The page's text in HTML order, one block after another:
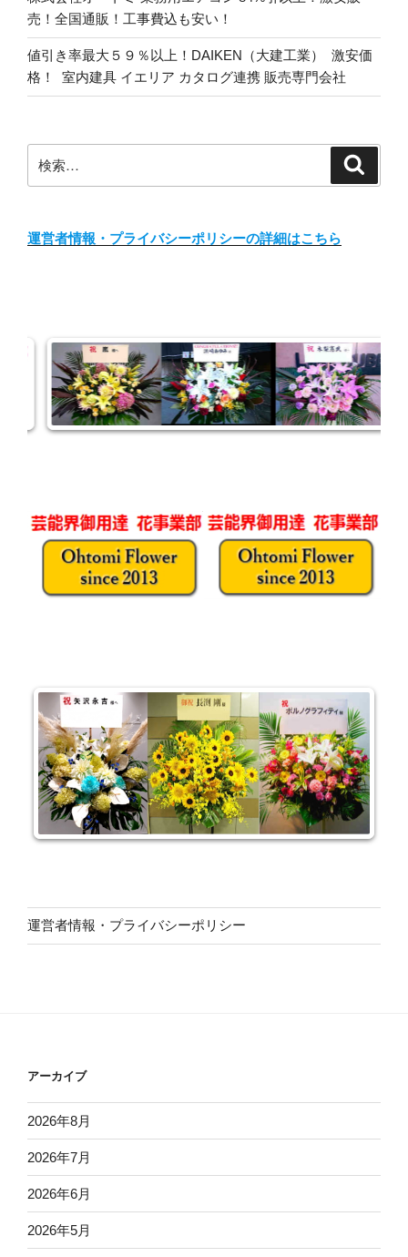
売！全国通販！工事費込も安い！
値引き率最大５９％以上！DAIKEN（大建工業） 激安価
格！ 室内建具 イエリア カタログ連携 販売専門会社
索:
運営者情報・プライバシーポリシーの詳細はこちら
運営者情報・プライバシーポリシー
アーカイブ
2026年8月
2026年7月
2026年6月
2026年5月